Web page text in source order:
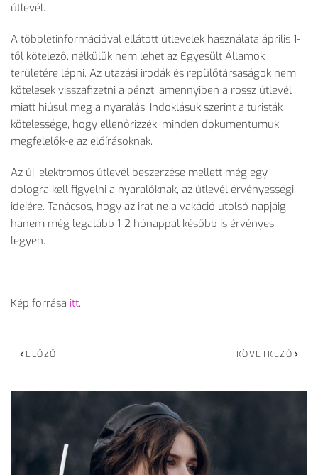
útlevél.
A többletinformációval ellátott útlevelek használata április 1-
től kötelező, nélkülük nem lehet az Egyesült Államok
területére lépni. Az utazási irodák és repülőtársaságok nem
kötelesek visszafizetni a pénzt, amennyiben a rossz útlevél
miatt hiúsul meg a nyaralás. Indoklásuk szerint a turisták
kötelessége, hogy ellenőrizzék, minden dokumentumuk
megfelelők-e az előírásoknak.
Az új, elektromos útlevél beszerzése mellett még egy
dologra kell figyelni a nyaralóknak, az útlevél érvényességi
idejére. Tanácsos, hogy az irat ne a vakáció utolsó napjáig,
hanem még legalább 1-2 hónappal később is érvényes
legyen.
Kép forrása itt.
ELŐZŐ KÖVETKEZŐ